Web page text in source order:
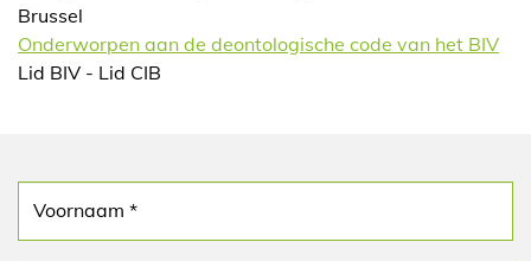
Brussel
Onderworpen aan de deontologische code van het BIV
Lid BIV - Lid CIB